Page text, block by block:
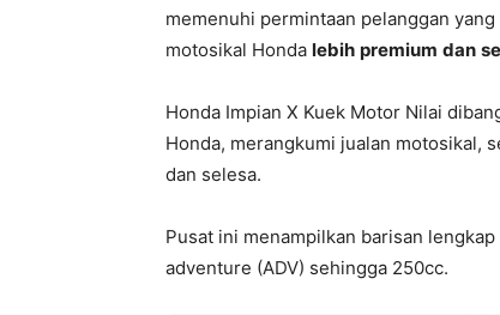
memenuhi permintaan pelanggan
motosikal Honda lebih premium dan
Honda Impian X Kuek Motor Nilai
Honda, merangkumi jualan motosikal,
dan selesa.
Pusat ini menampilkan barisan
adventure (ADV) sehingga 250cc.